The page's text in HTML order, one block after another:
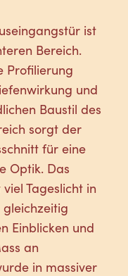
ist
Bereich.
Profilierung
und
Baustil des
sorgt der
für eine
Optik. Das
Tageslicht in
Einblicken und
an
in massiver